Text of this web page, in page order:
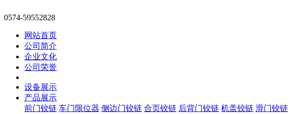
0574-59552828
网站首页
公司简介
企业文化
公司荣誉
设备展示
产品展示
前门铰链 车门限位器 侧边门铰链 合页铰链 后背门铰链 机盖铰链 滑门铰链